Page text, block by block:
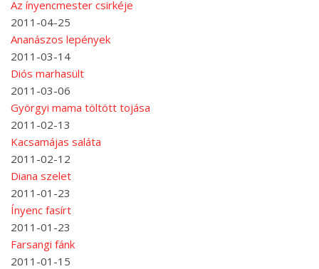
Az ínyencmester csirkéje
2011-04-25
Ananászos lepények
2011-03-14
Diós marhasült
2011-03-06
Györgyi mama töltött tojása
2011-02-13
Kacsamájas saláta
2011-02-12
Diana szelet
2011-01-23
Ínyenc fasírt
2011-01-23
Farsangi fánk
2011-01-15